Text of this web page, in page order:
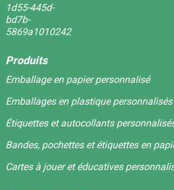
Produits
Emballage en papier personnalisé
Emballages en plastique personnalisés
Étiquettes et autocollants
Bandes, pochettes et étiquettes en
Cartes à jouer et éducatives